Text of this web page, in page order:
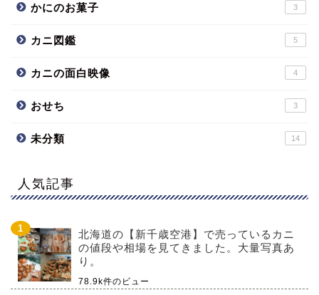
かにのお菓子 3
カニ図鑑 5
カニの面白映像 4
おせち 3
未分類 14
人気記事
北海道の【新千歳空港】で売っているカニ
の値段や相場を見てきました。大量写真あ
り。
78.9k件のビュー